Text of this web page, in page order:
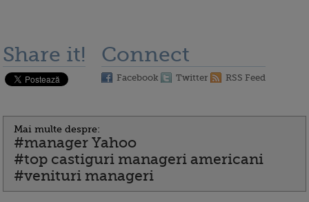
Share it! Connect
Facebook Twitter RSS Feed
Mai multe despre:
#manager Yahoo
#top castiguri manageri americani
#venituri manageri